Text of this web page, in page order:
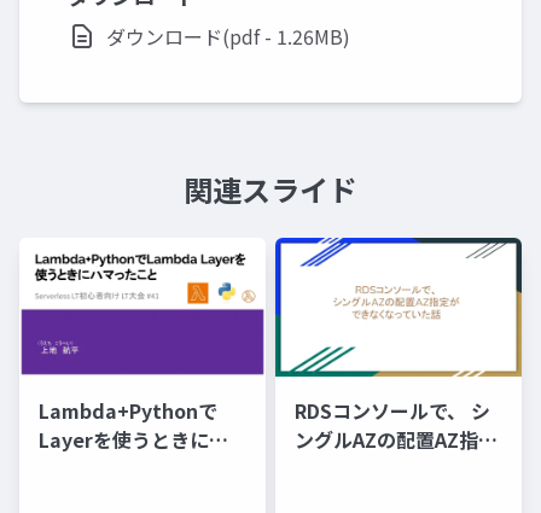
ダウンロード(pdf - 1.26MB)
関連スライド
Lambda+Pythonで
Layerを使うときにハ
RDSコンソールで、 シ
ングルAZの配置AZ指定